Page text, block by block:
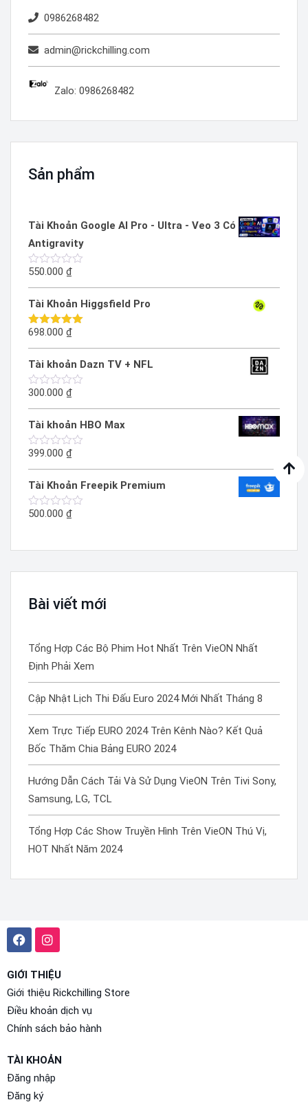
0986268482
admin@rickchilling.com
Zalo: 0986268482
Sản phẩm
Tài Khoản Google AI Pro - Ultra - Veo 3 Có
Antigravity
Được
0
5
sao
550.000 ₫
Tài Khoản Higgsfield Pro
Được xếp
698.000 ₫
Tài khoản Dazn TV + NFL
Được
0
5
sao
300.000 ₫
Tài khoản HBO Max
Được
0
5
sao
399.000 ₫
Tài Khoản Freepik Premium
Được
500.000 ₫
Bài viết mới
Tổng Hợp Các Bộ Phim Hot Nhất Trên VieON Nhất
Định Phải Xem
Cập Nhật Lịch Thi Đấu Euro 2024 Mới Nhất Tháng 8
Xem Trực Tiếp EURO 2024 Trên Kênh Nào? Kết Quả
Bốc Thăm Chia Bảng EURO 2024
Hướng Dẫn Cách Tải Và Sử Dụng VieON Trên Tivi Sony,
Samsung, LG, TCL
Tổng Hợp Các Show Truyền Hình Trên VieON Thú Vị,
HOT Nhất Năm 2024
GIỚI THIỆU
Giới thiệu Rickchilling Store
Điều khoản dịch vụ
Chính sách bảo hành
TÀI KHOẢN
Đăng nhập
Đăng ký